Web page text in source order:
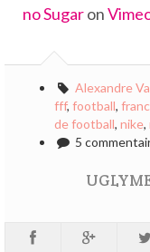
no Sugaron
Alexandre
fff, football,
de football, nike,
5